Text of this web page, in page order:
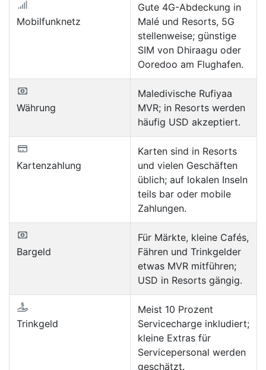
Mobilfunknetz
Gute 4G-Abdeckung in
Malé und Resorts, 5G
stellenweise; günstige
SIM von Dhiraagu oder
Ooredoo am Flughafen.
Währung
Maledivische Rufiyaa
MVR; in Resorts werden
häufig USD akzeptiert.
Kartenzahlung
Karten sind in Resorts
und vielen Geschäften
üblich; auf lokalen Inseln
teils bar oder mobile
Zahlungen.
Bargeld
Für Märkte, kleine Cafés,
Fähren und Trinkgelder
etwas MVR mitführen;
USD in Resorts gängig.
Trinkgeld
Meist 10 Prozent
Servicecharge inkludiert;
kleine Extras für
Servicepersonal werden
geschätzt.